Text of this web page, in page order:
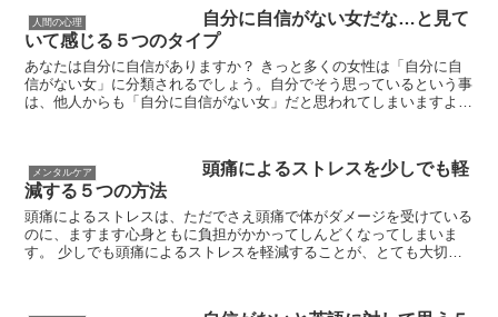
人間の心理
自分に自信がない女だな…と見て
いて感じる５つのタイプ
あなたは自分に自信がありますか？ きっと多くの女性は「自分に自
信がない女」に分類されるでしょう。自分でそう思っているという事
は、他人からも「自分に自信がない女」だと思われてしまいますよ
メンタルケア
頭痛によるストレスを少しでも軽
減する５つの方法
頭痛によるストレスは、ただでさえ頭痛で体がダメージを受けている
のに、ますます心身ともに負担がかかってしんどくなってしまいま
す。 少しでも頭痛によるストレスを軽減することが、とても大切な